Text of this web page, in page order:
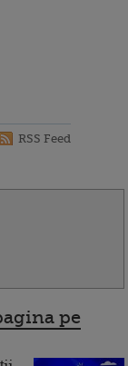
RSS Feed
pe